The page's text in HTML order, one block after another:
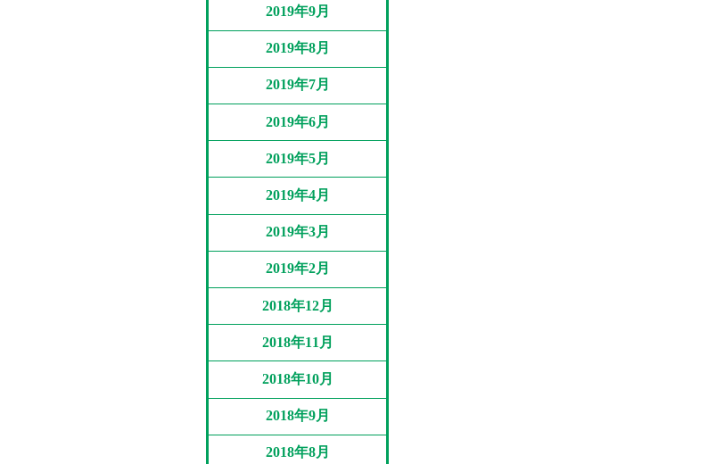
2019年9月
2019年8月
2019年7月
2019年6月
2019年5月
2019年4月
2019年3月
2019年2月
2018年12月
2018年11月
2018年10月
2018年9月
2018年8月